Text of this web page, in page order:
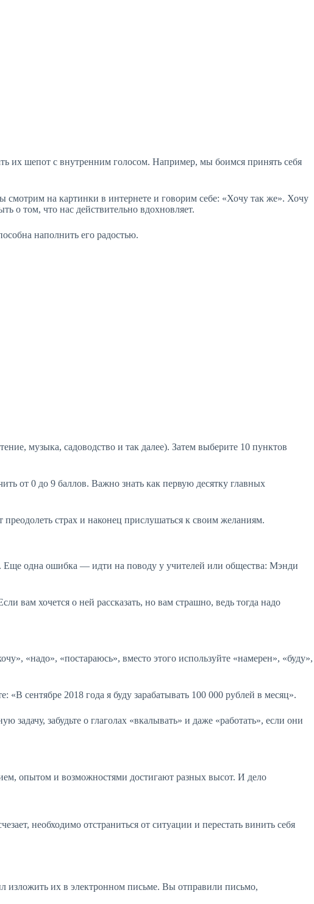
их шепот с внутренним голосом. Например, мы боимся принять себя
на картинки в интернете и говорим себе: «Хочу так же». Хочу
о том, что нас действительно вдохновляет.
наполнить его радостью.
музыка, садоводство и так далее). Затем выберите 10 пунктов
от 0 до 9 баллов. Важно знать как первую десятку главных
страх и наконец прислушаться к своим желаниям.
Еще одна ошибка — идти на поводу у учителей или общества: Мэнди
вам хочется о ней рассказать, но вам страшно, ведь тогда надо
«надо», «постараюсь», вместо этого используйте «намерен», «буду»,
сентябре 2018 года я буду зарабатывать 100 000 рублей в месяц».
забудьте о глаголах «вкалывать» и даже «работать», если они
опытом и возможностями достигают разных высот. И дело
необходимо отстраниться от ситуации и перестать винить себя
изложить их в электронном письме. Вы отправили письмо,